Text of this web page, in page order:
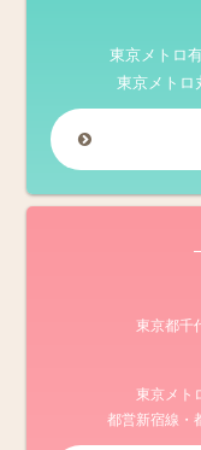
東京メトロ
東京メトロ
東京都千
東京メト
都営新宿線・